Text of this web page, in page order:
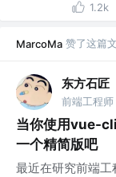
1.2k
MarcoMa 赞了这篇
东方石匠
前端工程师
当你使用vue-
一个精简版吧
最近在研究前端